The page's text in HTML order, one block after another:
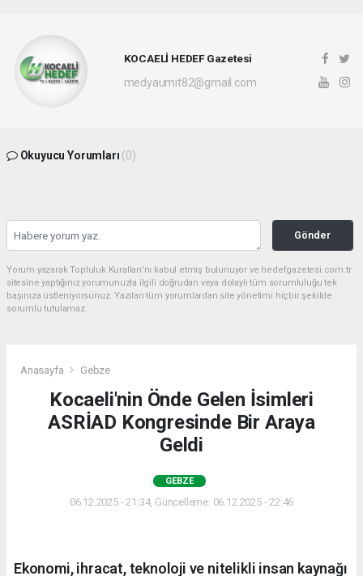
KOCAELİ HEDEF Gazetesi
medyaumit82@gmail.com
Okuyucu Yorumları (0)
Gönder
Yorum yazarak Topluluk Kuralları’nı kabul etmiş bulunuyor ve hedefgazetesi.com.tr
sitesine yaptığınız yorumunuzla ilgili doğrudan veya dolaylı tüm sorumluluğu tek
başınıza üstleniyorsunuz. Yazılan tüm yorumlardan site yönetimi hiçbir şekilde
sorumlu tutulamaz.
Anasayfa Gebze
Kocaeli'nin Önde Gelen İsimleri
ASRİAD Kongresinde Bir Araya
Geldi
GEBZE
06.12.2025 - 21:34, Güncelleme: 06.12.2025 - 22:46
Ekonomi, ihracat, teknoloji ve nitelikli insan kaynağı